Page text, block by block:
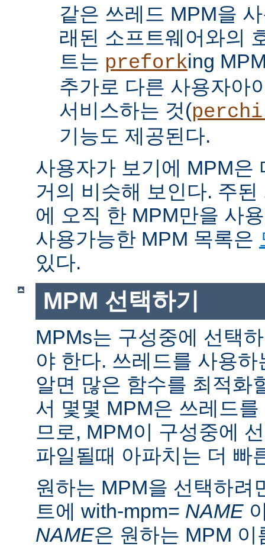
같은 쓰레드 MPM을
래된 소프트웨어와의
트는 preforking
추가로 다른 사용자아
서비스하는 것(
기능도 제공된다.
사용자가 보기에 MPM은
거의 비슷해 보인다. 주
에 오직 한 MPM만을 사
사용가능한 MPM 목록은
있다.
MPM 선택하기
MPMs는 구성중에 선택
야 한다. 쓰레드를 사용
알면 많은 함수를 최적화
서 몇몇 MPM은 쓰레드
므로, MPM이 구성중에
파일될때 아파치는 더 빠
원하는 MPM을 선택하려
트에 with-mpm= NAME
NAME은 원하는 MPM 이